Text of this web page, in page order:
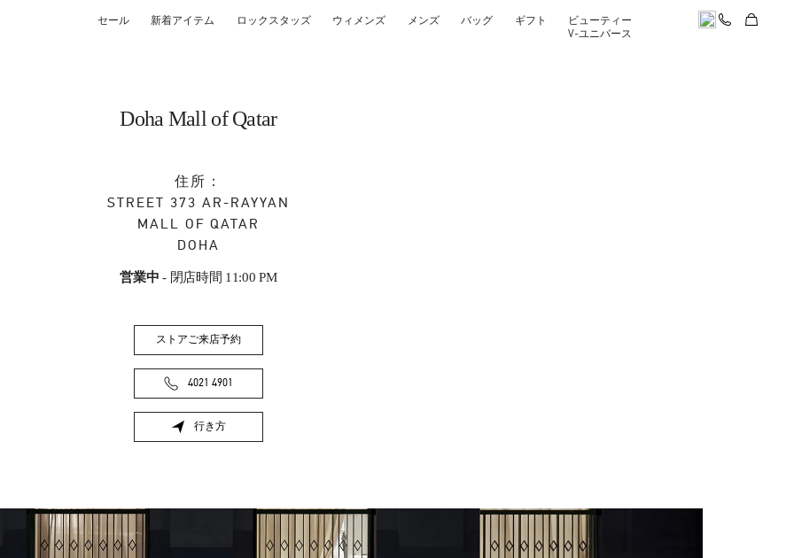
セール 新着アイテム ロックスタッズ ウィメンズ メンズ バッグ ギフト
ビューティー
V-ユニバース
Doha Mall of Qatar
住所：
STREET 373 AR-RAYYAN
MALL OF QATAR
DOHA
営業中 - 閉店時間 11:00 PM
ストアご来店予約
4021 4901
行き方
Link Opens in New Tab